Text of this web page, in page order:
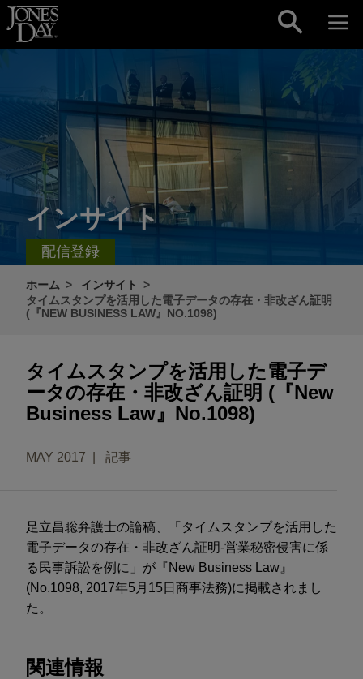
Skip to content
インサイト
配信登録
ホーム
インサイト
タイムスタンプを活用した電子データの存在・非改ざん証明
(『NEW BUSINESS LAW』NO.1098)
タイムスタンプを活用した電子デ
ータの存在・非改ざん証明 (『New
Business Law』No.1098)
MAY 2017 記事
足立昌聡弁護士の論稿、「タイムスタンプを活用した
電子データの存在・非改ざん証明-営業秘密侵害に係
る民事訴訟を例に」が『New Business Law』
(No.1098, 2017年5月15日商事法務)に掲載されまし
た。
関連情報